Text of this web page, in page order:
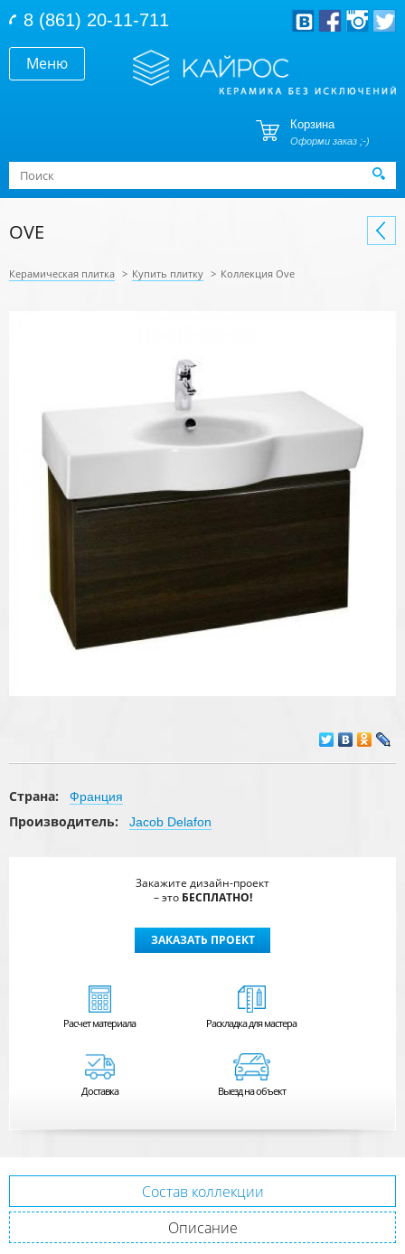
Меню
8 (861) 20-11-711
Корзина
Оформи заказ ;-)
Форма поиска
Поиск
OVE
Керамическая плитка > Купить плитку > Коллекция Ove
Страна: Франция
Производитель: Jacob Delafon
Закажите дизайн-проект
– это БЕСПЛАТНО!
ЗАКАЗАТЬ ПРОЕКТ
Расчетматериала Раскладка для мастера
Доставка Выезд на объект
Состав коллекции
Описание